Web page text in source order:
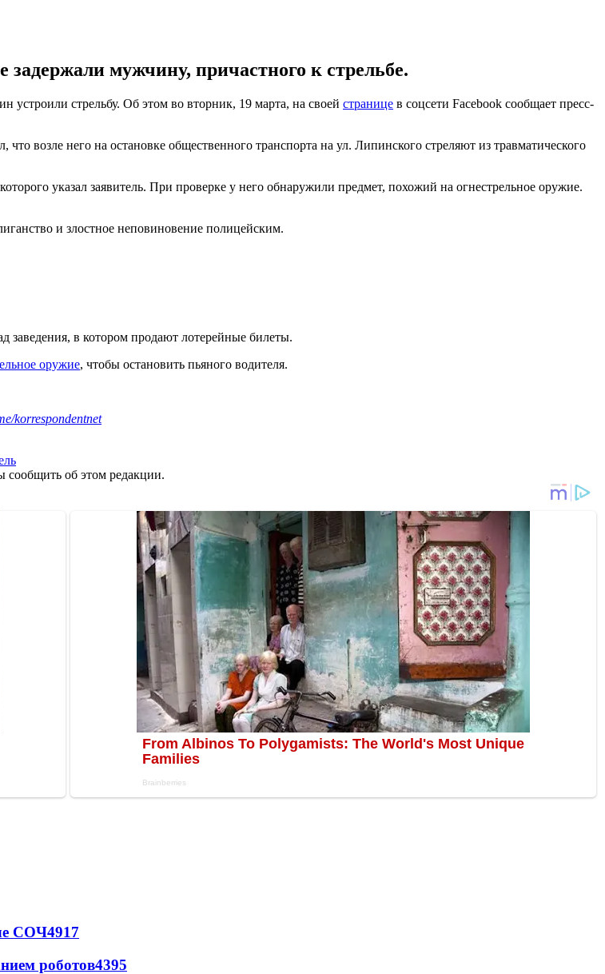
мужчину, причастного к стрельбе.
устроили стрельбу. Об этом во вторник, 19 марта, на своей странице в соцсети Facebook сообщает пресс-
возле него на остановке общественного транспорта на ул. Липинского стреляют из травматического
указал заявитель. При проверке у него обнаружили предмет, похожий на огнестрельное оружие.
и злостное неповиновение полицейским.
заведения, в котором продают лотерейные билеты.
оружие, чтобы остановить пьяного водителя.
korrespondentnet
сообщить об этом редакции.
СОЧ4917
роботов4395